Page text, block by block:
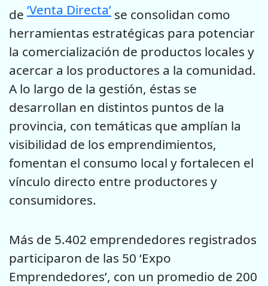
de ‘Venta Directa’ se consolidan como
herramientas estratégicas para potenciar
la comercialización de productos locales y
acercar a los productores a la comunidad.
A lo largo de la gestión, éstas se
desarrollan en distintos puntos de la
provincia, con temáticas que amplían la
visibilidad de los emprendimientos,
fomentan el consumo local y fortalecen el
vínculo directo entre productores y
consumidores.
Más de 5.402 emprendedores registrados
participaron de las 50 ‘Expo
Emprendedores’, con un promedio de 200